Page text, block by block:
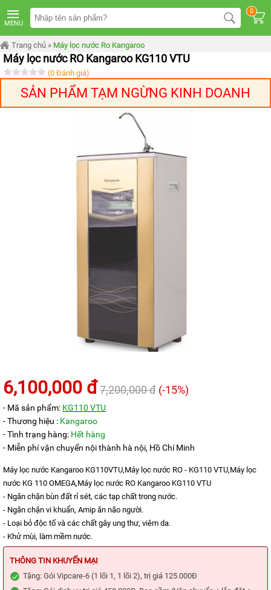
MENU
0
TRANG
CHỦ
MÁY
LỌC
NƯỚC
KANGAROO
ÂM
MÁY
NƯỚC
NÓNG
LẠNH
KANGAROO
CÂY
NƯỚC
NÓNG
LÕI
LỌC
NƯỚC
KANGAROO
LINH
LỌC
NƯỚC
Trang chủ » Máy lọc nước Ro Kangaroo
Máy lọc nước RO Kangaroo KG110 VTU
(0 Đánh giá)
SẢN PHẨM TẠM NGỪNG KINH DOANH
6,100,000 đ 7,200,000 đ (-15%)
- Mã sản phẩm: KG110 VTU
- Thương hiệu : Kangaroo
- Tình trạng hàng: Hết hàng
- Miễn phí vận chuyển nội thành hà nội, Hồ Chí Minh
Máy lọc nước Kangaroo KG110VTU,Máy lọc nước RO - KG110 VTU,Máy lọc
nước KG 110 OMEGA,Máy lọc nước RO Kangaroo KG110 VTU
- Ngăn chặn bùn đất rỉ sét, các tạp chất trong nước.
- Ngăn chặn vi khuẩn, Amip ăn não người.
- Loại bỏ độc tố và các chất gây ung thư, viêm da.
- Khử mùi, làm mềm nước.
THÔNG TIN KHUYẾN MẠI
Tặng: Gói Vipcare-6 (1 lõi 1, 1 lõi 2), trị giá 125.000Đ